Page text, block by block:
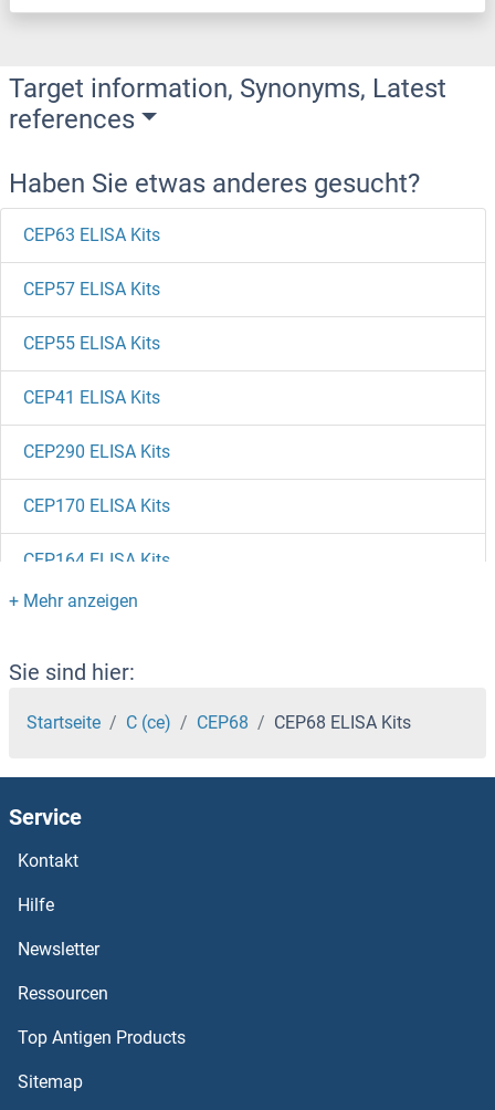
Target information, Synonyms, Latest
references
Haben Sie etwas anderes gesucht?
CEP63 ELISA Kits
CEP57 ELISA Kits
CEP55 ELISA Kits
CEP41 ELISA Kits
CEP290 ELISA Kits
CEP170 ELISA Kits
CEP164 ELISA Kits
CEP135 ELISA Kits
CEP120 ELISA Kits
Centriolin ELISA Kits
CENPW ELISA Kits
CENPV ELISA Kits
CENPQ ELISA Kits
CENPP ELISA Kits
CENPO ELISA Kits
Sie sind hier:
Startseite C (ce) CEP68 CEP68 ELISA Kits
Service
Kontakt
Hilfe
Newsletter
Ressourcen
Top Antigen Products
Sitemap